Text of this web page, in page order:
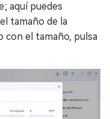
aquí puedes
tamaño de la
con el tamaño, pulsa